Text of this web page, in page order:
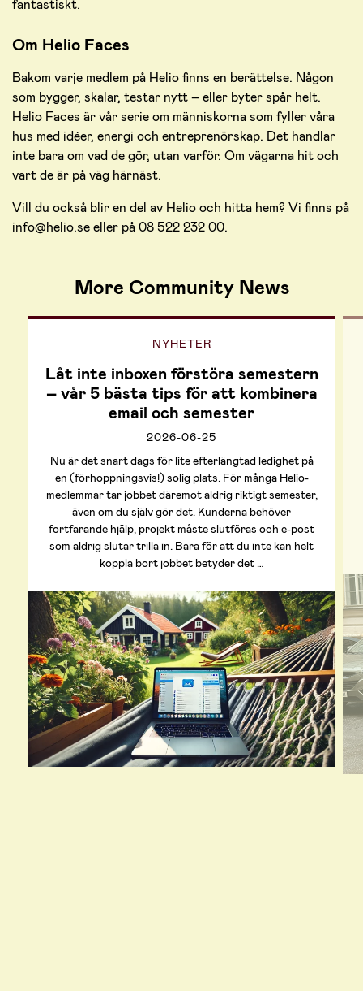
fantastiskt.
Om Helio Faces
Bakom varje medlem på Helio finns en berättelse. Någon
som bygger, skalar, testar nytt – eller byter spår helt.
Helio Faces är vår serie om människorna som fyller våra
hus med idéer, energi och entreprenörskap. Det handlar
inte bara om vad de gör, utan varför. Om vägarna hit och
vart de är på väg härnäst.
Vill du också blir en del av Helio och hitta hem? Vi finns på
info@helio.se eller på 08 522 232 00.
More Community News
NYHETER
Låt inte inboxen förstöra semestern
– vår 5 bästa tips för att kombinera
email och semester
2026-06-25
Nu är det snart dags för lite efterlängtad ledighet på
en (förhoppningsvis!) solig plats. För många Helio-
medlemmar tar jobbet däremot aldrig riktigt semester,
även om du själv gör det. Kunderna behöver
fortfarande hjälp, projekt måste slutföras och e-post
som aldrig slutar trilla in. Bara för att du inte kan helt
koppla bort jobbet betyder det …